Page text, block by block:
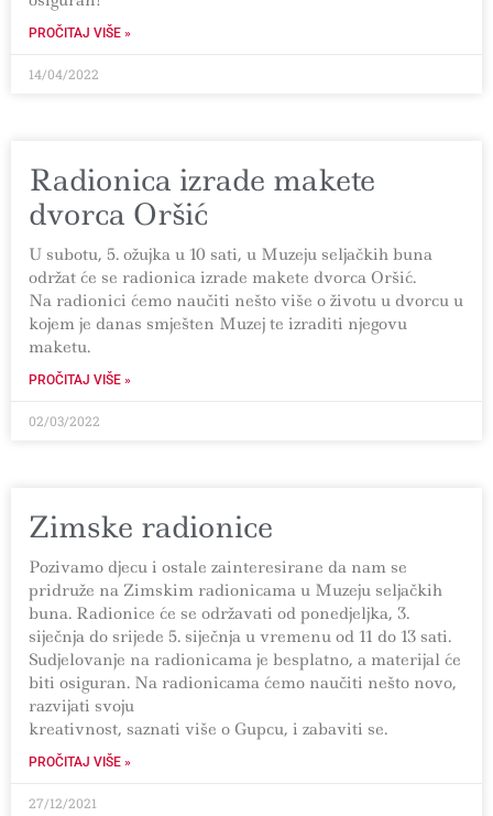
PROČITAJ VIŠE »
14/04/2022
Radionica izrade makete
dvorca Oršić
U subotu, 5. ožujka u 10 sati, u Muzeju seljačkih buna
održat će se radionica izrade makete dvorca Oršić.
Na radionici ćemo naučiti nešto više o životu u dvorcu u
kojem je danas smješten Muzej te izraditi njegovu
maketu.
PROČITAJ VIŠE »
02/03/2022
Zimske radionice
Pozivamo djecu i ostale zainteresirane da nam se
pridruže na Zimskim radionicama u Muzeju seljačkih
buna. Radionice će se održavati od ponedjeljka, 3.
siječnja do srijede 5. siječnja u vremenu od 11 do 13 sati.
Sudjelovanje na radionicama je besplatno, a materijal će
biti osiguran. Na radionicama ćemo naučiti nešto novo,
razvijati svoju
kreativnost, saznati više o Gupcu, i zabaviti se.
PROČITAJ VIŠE »
27/12/2021